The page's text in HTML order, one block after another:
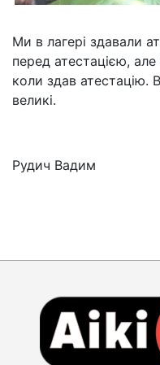
Ми в лагері здавали
перед атестацією,
коли здав
великі.
Рудич Вадим